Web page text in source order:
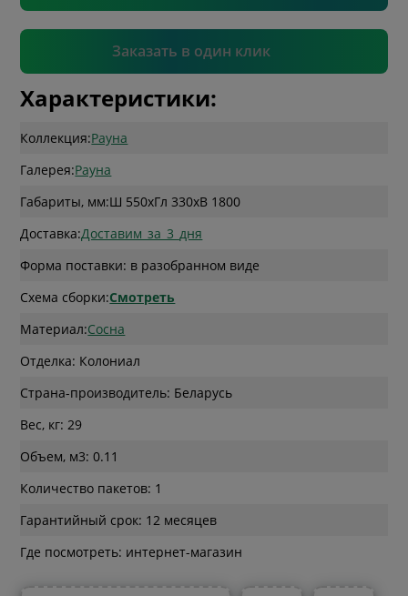
Заказать в один клик
Подтвердить
Характеристики:
Коллекция:Рауна
Галерея:Рауна
Габариты, мм:Ш 550xГл 330xВ 1800
Доставка:Доставим_за_3_дня
Форма поставки: в разобранном виде
Схема сборки:Смотреть
Материал:Сосна
Отделка: Колониал
Страна-производитель: Беларусь
Вес, кг: 29
Объем, м3: 0.11
Количество пакетов: 1
Гарантийный срок: 12 месяцев
Где посмотреть: интернет-магазин